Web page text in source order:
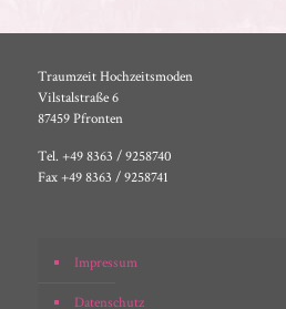
Traumzeit Hochzeitsmoden
Vilstalstraße 6
87459 Pfronten
Tel. +49 8363 / 9258740
Fax +49 8363 / 9258741
Impressum
Datenschutz